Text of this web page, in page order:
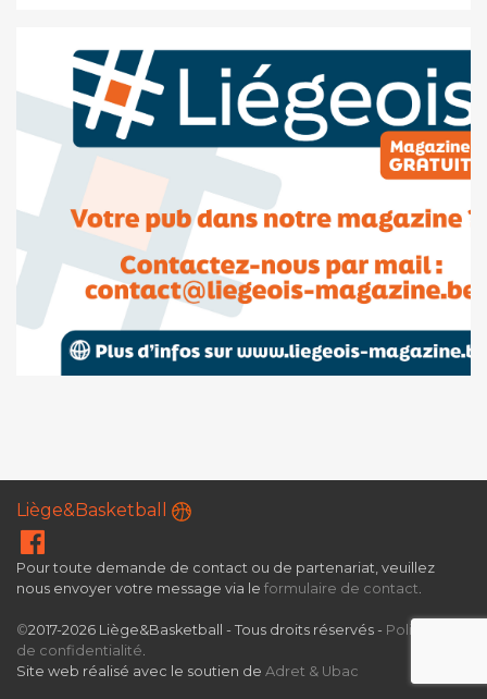
Liège&Basketball
Pour toute demande de contact ou de partenariat, veuillez
nous envoyer votre message via le formulaire de contact.
©2017-2026 Liège&Basketball - Tous droits réservés - Politique
de confidentialité.
Site web réalisé avec le soutien de Adret & Ubac